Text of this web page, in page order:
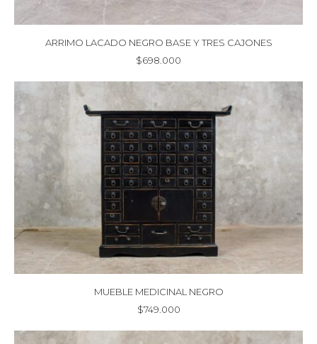
ARRIMO LACADO NEGRO BASE Y TRES CAJONES
$698.000
MUEBLE MEDICINAL NEGRO
$749.000